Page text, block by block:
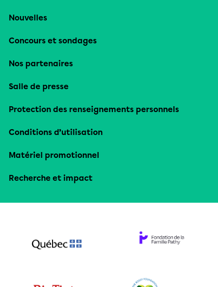
Nouvelles
Concours et sondages
Nos partenaires
Salle de presse
Protection des renseignements personnels
Conditions d’utilisation
Matériel promotionnel
Recherche et impact